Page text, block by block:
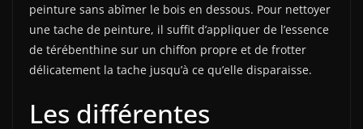
peinture sans abîmer le bois en dessous. Pour nettoyer
une tache de peinture, il suffit d’appliquer de l’essence
de térébenthine sur un chiffon propre et de frotter
délicatement la tache jusqu’à ce qu’elle disparaisse.
Les différentes